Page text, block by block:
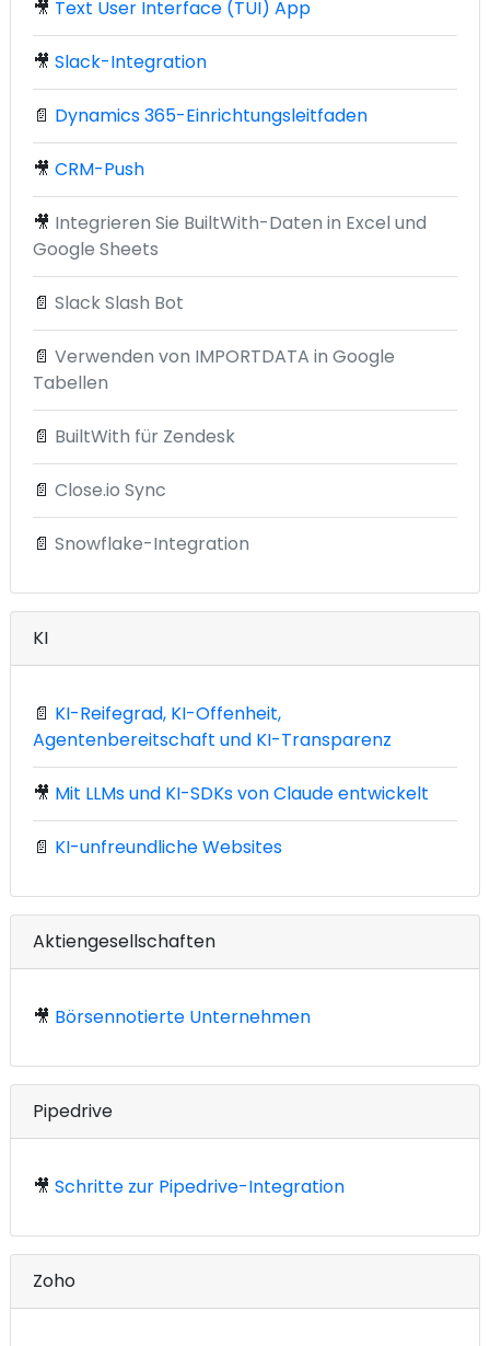
🎥 Text User Interface (TUI) App
🎥 Slack-Integration
📄 Dynamics 365-Einrichtungsleitfaden
🎥 CRM-Push
🎥 Integrieren Sie BuiltWith-Daten in Excel und
Google Sheets
📄 Slack Slash Bot
📄 Verwenden von IMPORTDATA in Google
Tabellen
📄 BuiltWith für Zendesk
📄 Close.io Sync
📄 Snowflake-Integration
KI
📄 KI-Reifegrad, KI-Offenheit,
Agentenbereitschaft und KI-Transparenz
🎥 Mit LLMs und KI-SDKs von Claude entwickelt
📄 KI-unfreundliche Websites
Aktiengesellschaften
🎥 Börsennotierte Unternehmen
Pipedrive
🎥 Schritte zur Pipedrive-Integration
Zoho